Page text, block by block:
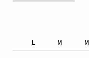
L
M M